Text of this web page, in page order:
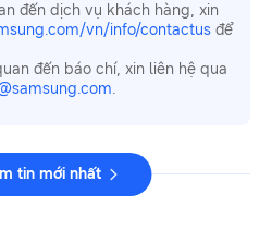
đến dịch vụ khách hàng, xin
vn/info/contactus để
đến báo chí, xin liên hệ qua
.
tin mới nhất